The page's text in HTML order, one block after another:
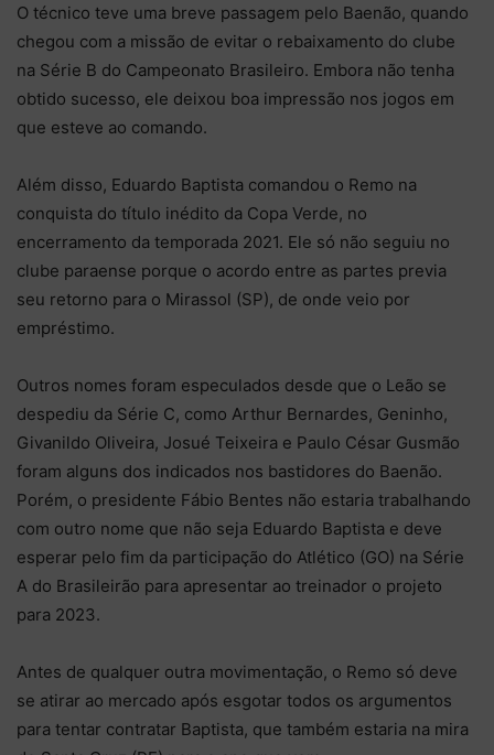
O técnico teve uma breve passagem pelo Baenão, quando
chegou com a missão de evitar o rebaixamento do clube
na Série B do Campeonato Brasileiro. Embora não tenha
obtido sucesso, ele deixou boa impressão nos jogos em
que esteve ao comando.
Além disso, Eduardo Baptista comandou o Remo na
conquista do título inédito da Copa Verde, no
encerramento da temporada 2021. Ele só não seguiu no
clube paraense porque o acordo entre as partes previa
seu retorno para o Mirassol (SP), de onde veio por
empréstimo.
Outros nomes foram especulados desde que o Leão se
despediu da Série C, como Arthur Bernardes, Geninho,
Givanildo Oliveira, Josué Teixeira e Paulo César Gusmão
foram alguns dos indicados nos bastidores do Baenão.
Porém, o presidente Fábio Bentes não estaria trabalhando
com outro nome que não seja Eduardo Baptista e deve
esperar pelo fim da participação do Atlético (GO) na Série
A do Brasileirão para apresentar ao treinador o projeto
para 2023.
Antes de qualquer outra movimentação, o Remo só deve
se atirar ao mercado após esgotar todos os argumentos
para tentar contratar Baptista, que também estaria na mira